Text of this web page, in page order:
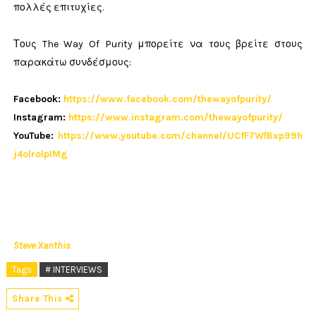
πολλές επιτυχίες.
Τους The Way Of Purity μπορείτε να τους βρείτε στους
παρακάτω συνδέσμους:
Facebook: https://www.facebook.com/thewayofpurity/
Instagram: https://www.instagram.com/thewayofpurity/
YouTube: https://www.youtube.com/channel/UCfF7WfBxp99h
j4olrolpIMg
Steve Xanthis
Tags # INTERVIEWS
Share This